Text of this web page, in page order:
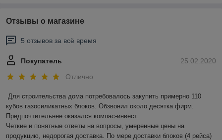
Отзывы о магазине
5 отзывов за всё время
25.02.2020
Покупатель
Отлично
Для строительства дома потребовалось закупить примерно 110
кубов газосиликатных блоков. Обзвонил около десятка фирм.
Предпочтительнее оказался компас-инвест.
Четкие и понятные ответы на вопросы, умеренные цены на
продукцию, недорогая доставка. По мере доставки блоков (4 рейса)